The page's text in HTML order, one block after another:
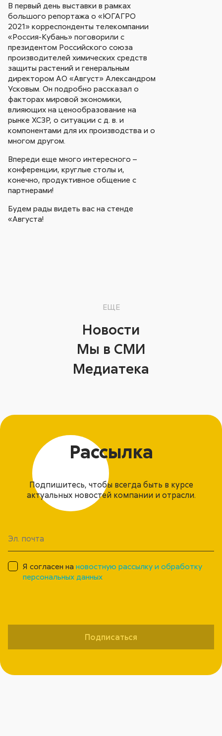
В первый день выставки в рамках
большого репортажа о «ЮГАГРО
2021» корреспонденты телекомпании
«Россия-Кубань» поговорили с
президентом Российского союза
производителей химических средств
защиты растений и генеральным
директором АО «Август» Александром
Усковым. Он подробно рассказал о
факторах мировой экономики,
влияющих на ценообразование на
рынке ХСЗР, о ситуации с д. в. и
компонентами для их производства и о
многом другом.
Впереди еще много интересного –
конференции, круглые столы и,
конечно, продуктивное общение с
партнерами!
Будем рады видеть вас на стенде
«Августа!
ЕЩЕ
Новости
Мы в СМИ
Медиатека
Рассылка
Подпишитесь, чтобы всегда быть в курсе
актуальных новостей компании и отрасли.
Я согласен нановостную рассылку и обработку
персональных данных
Подписаться